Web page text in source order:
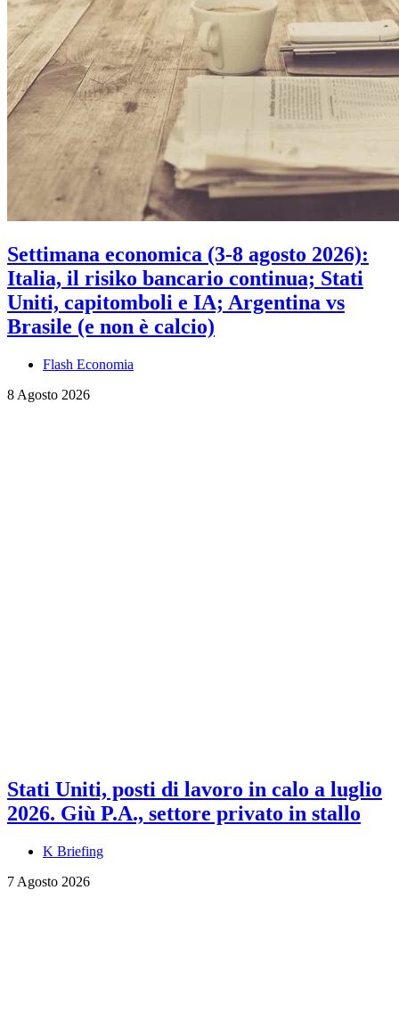
Settimana economica (3-8 agosto 2026):
Italia, il risiko bancario continua; Stati
Uniti, capitomboli e IA; Argentina vs
Brasile (e non è calcio)
Flash Economia
8 Agosto 2026
Stati Uniti, posti di lavoro in calo a luglio
2026. Giù P.A., settore privato in stallo
K Briefing
7 Agosto 2026